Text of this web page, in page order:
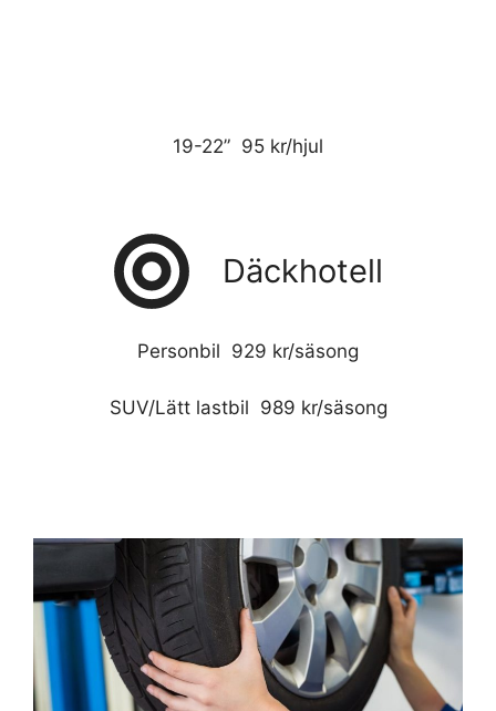
19-22” 95 kr/hjul
Däckhotell
Personbil 929 kr/säsong
SUV/Lätt lastbil 989 kr/säsong